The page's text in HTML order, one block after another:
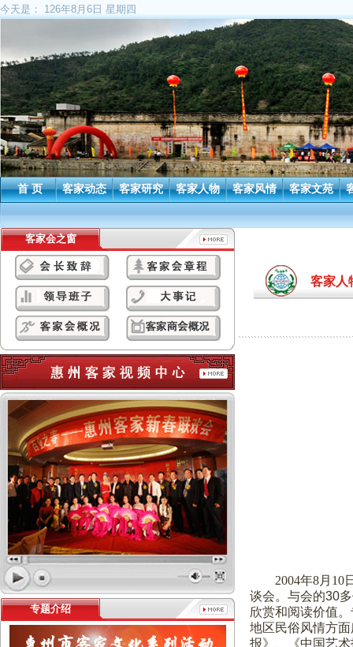
今天是： 126年8月6日 星期四
首 页 客家动态 客家研究 客家人物 客家风情 客家文苑
客家会之窗
专题介绍
客家人
2004年8月 10
谈会。与会的30
欣赏和阅读价值
地区民俗风情方
报》、《中国艺